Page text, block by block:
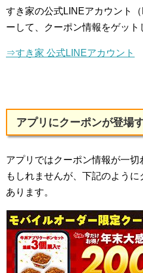
すき家の公式LINEアカウント
ーして、クーポン情報をゲット
⇒すき家 公式LINEアカウント
アプリにクーポンが登場
アプリではクーポン情報が一
もしれませんが、下記のよう
あります。